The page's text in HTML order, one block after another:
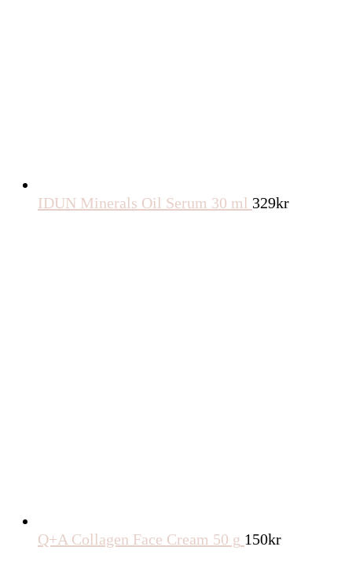
IDUN Minerals Oil Serum 30 ml 329kr
Q+A Collagen Face Cream 50 g 150kr